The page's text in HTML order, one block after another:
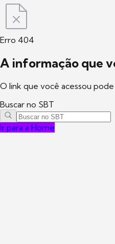
Erro 404
A informação que
O link que você acessou
Buscar no SBT
Ir para a Home